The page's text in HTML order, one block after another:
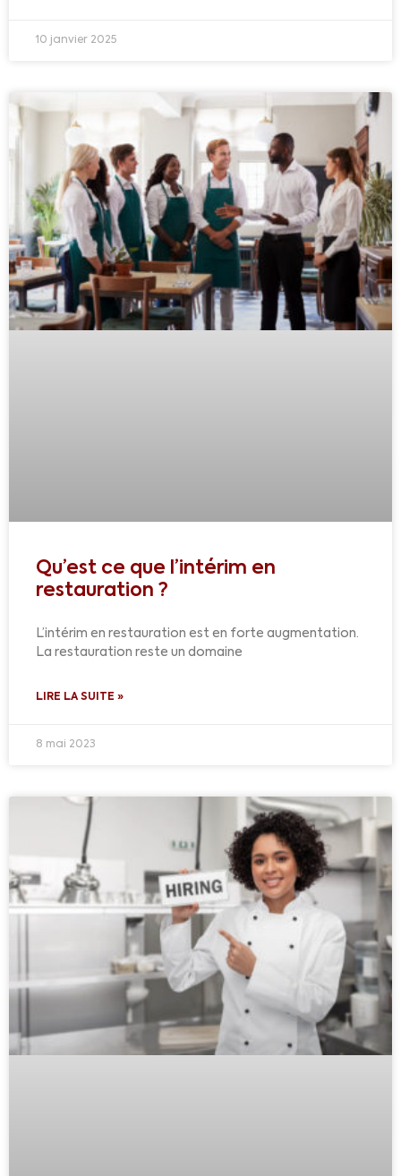
10 janvier 2025
Qu’est ce que l’intérim en
restauration ?
L’intérim en restauration est en forte augmentation.
La restauration reste un domaine
LIRE LA SUITE »
8 mai 2023